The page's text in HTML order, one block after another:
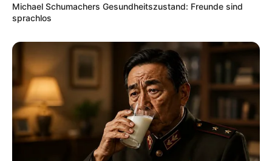
Michael Schumachers Gesundheitszustand: Freunde sind
sprachlos